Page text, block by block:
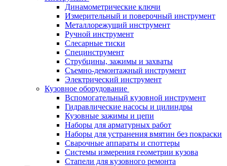
Динамометрические ключи
Измерительный и поверочный инструмент
Металлорежущий инструмент
Ручной инструмент
Слесарные тиски
Специнструмент
Струбцины, зажимы и захваты
Съемно-демонтажный инструмент
Электрический инструмент
Кузовное оборудование
Вспомогательный кузовной инструмент
Гидравлические насосы и цилиндры
Кузовные зажимы и цепи
Наборы для арматурных работ
Наборы для устранения вмятин без покраски
Сварочные аппараты и споттеры
Системы измерения геометрии кузова
Стапели для кузовного ремонта